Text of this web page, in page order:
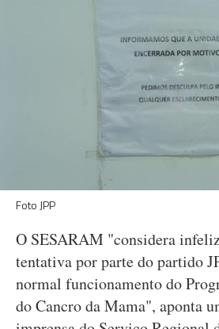
Foto JPP
O SESARAM "considera
tentativa por parte do partido
normal funcionamento do
do Cancro da Mama", aponta